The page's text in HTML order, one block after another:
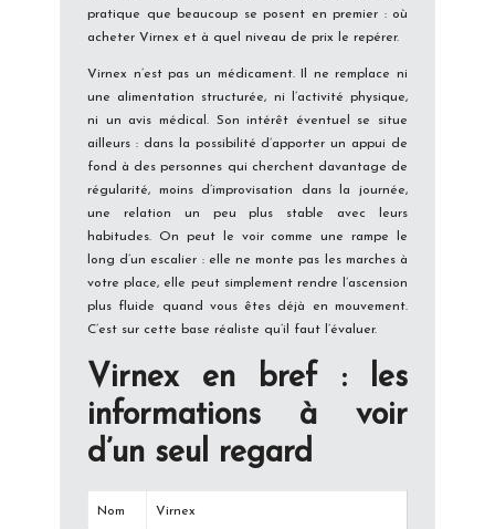
pratique que beaucoup se posent en premier : où
acheter Virnex et à quel niveau de prix le repérer.
Virnex n’est pas un médicament. Il ne remplace ni
une alimentation structurée, ni l’activité physique,
ni un avis médical. Son intérêt éventuel se situe
ailleurs : dans la possibilité d’apporter un appui de
fond à des personnes qui cherchent davantage de
régularité, moins d’improvisation dans la journée,
une relation un peu plus stable avec leurs
habitudes. On peut le voir comme une rampe le
long d’un escalier : elle ne monte pas les marches à
votre place, elle peut simplement rendre l’ascension
plus fluide quand vous êtes déjà en mouvement.
C’est sur cette base réaliste qu’il faut l’évaluer.
Virnex en bref : les
informations à voir
d’un seul regard
Nom Virnex